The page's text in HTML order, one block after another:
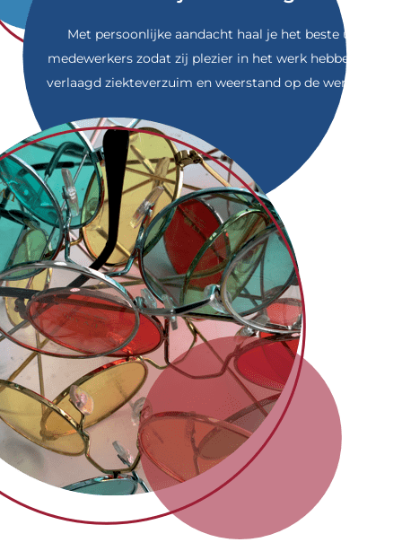
Met persoonlijke aandacht haal je het beste uit
medewerkers zodat zij plezier in het werk hebben. Dit
verlaagd ziekteverzuim en weerstand op de werkvloer.